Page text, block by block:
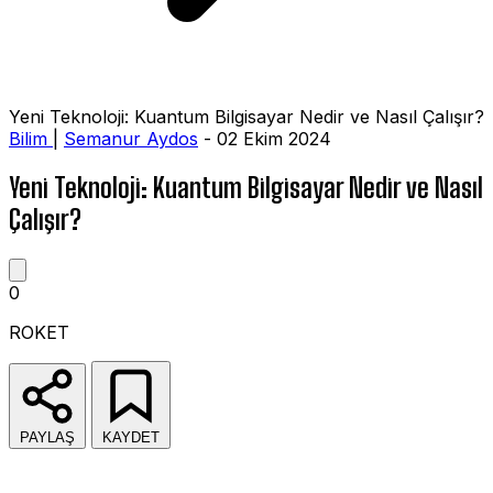
Yeni Teknoloji: Kuantum Bilgisayar Nedir ve Nasıl Çalışır?
Bilim
Semanur Aydos - 02 Ekim 2024
Yeni Teknoloji: Kuantum Bilgisayar Nedir ve Nasıl
Çalışır?
0
ROKET
PAYLAŞ KAYDET